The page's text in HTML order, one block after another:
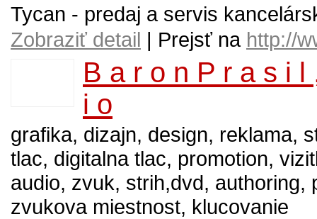
Tycan - predaj a servis
Zobraziť detail | Prejsť na http://
B a r o n P r a s i
i o
grafika, dizajn, design, reklama,
tlac, digitalna tlac, promotion,
audio, zvuk, strih,dvd,
zvukova miestnost, klucovanie